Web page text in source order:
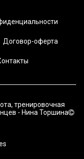
Договор-оферта
тренировочная
- Нина Торшина